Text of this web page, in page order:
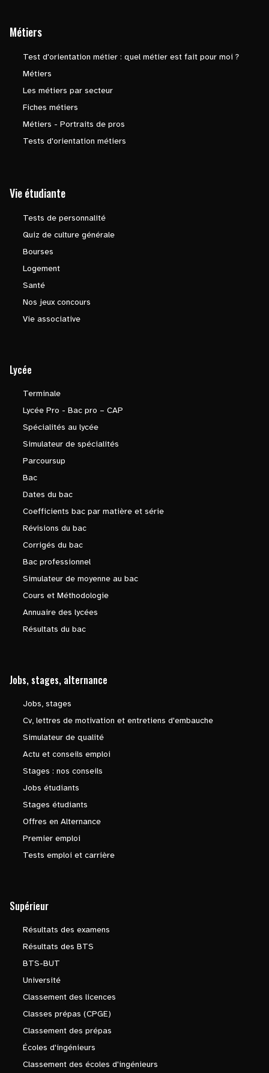
Métiers
Test d'orientation métier : quel métier est fait pour moi ?
Métiers
Les métiers par secteur
Fiches métiers
Métiers - Portraits de pros
Tests d'orientation métiers
Vie étudiante
Tests de personnalité
Quiz de culture générale
Bourses
Logement
Santé
Nos jeux concours
Vie associative
Lycée
Terminale
Lycée Pro - Bac pro – CAP
Spécialités au lycée
Simulateur de spécialités
Parcoursup
Bac
Dates du bac
Coefficients bac par matière et série
Révisions du bac
Corrigés du bac
Bac professionnel
Simulateur de moyenne au bac
Cours et Méthodologie
Annuaire des lycées
Résultats du bac
Jobs, stages, alternance
Jobs, stages
Cv, lettres de motivation et entretiens d'embauche
Simulateur de qualité
Actu et conseils emploi
Stages : nos conseils
Jobs étudiants
Stages étudiants
Offres en Alternance
Premier emploi
Tests emploi et carrière
Supérieur
Résultats des examens
Résultats des BTS
BTS-BUT
Université
Classement des licences
Classes prépas (CPGE)
Classement des prépas
Écoles d'ingénieurs
Classement des écoles d'ingénieurs